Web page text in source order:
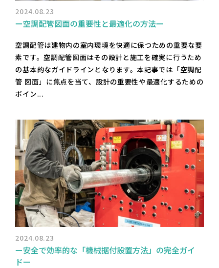
2024.08.23
ー空調配管図面の重要性と最適化の方法ー
空調配管は建物内の室内環境を快適に保つための重要な要
素です。空調配管図面はその設計と施工を確実に行うため
の基本的なガイドラインとなります。本記事では「空調配
管 図面」に焦点を当て、設計の重要性や最適化するための
ポイン...
2024.08.23
ー安全で効率的な「機械据付設置方法」の完全ガイ
ドー